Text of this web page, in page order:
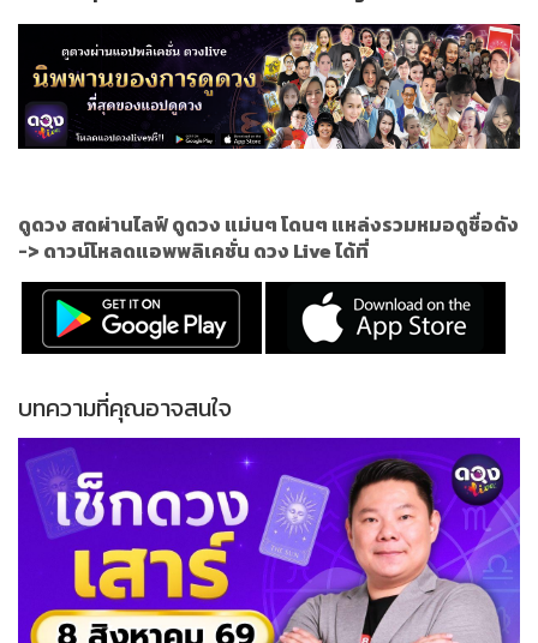
ดูดวง สดผ่านไลฟ์ ดูดวง แม่นๆ โดนๆ แหล่งรวมหมอดูชื่อดัง
-> ดาวน์โหลดแอพพลิเคชั่น ดวง Live ได้ที่
บทความที่คุณอาจสนใจ